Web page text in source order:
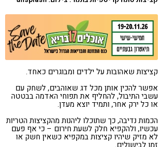
קציצות שאהובות על ילדים ומבוגרים כאחד.
אפשר להכין אותן מכל דג שאוהבים, לשחק עם
עשבי התיבול, להחליף את תפוחי האדמה בבטטה
או כל ירק אחר, ותמיד יוצא מעדן.
הכמות נדיבה, כך שתוכלו ליהנות מהקציצות הטריות
עכשיו, ולהקפיא חלק לשעת חירום – כי אף פעם
לא מזיק שיהיו קציצות במקפיא כשאין חשק או